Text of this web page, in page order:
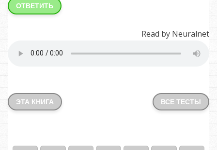
ОТВЕТИТЬ
Read by Neuralnet
ЭТА КНИГА ВСЕ ТЕСТЫ